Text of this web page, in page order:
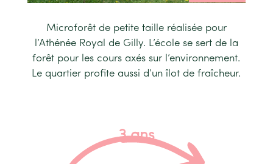
Microforêt de petite taille réalisée pour
l’Athénée Royal de Gilly. L’école se sert de la
forêt pour les cours axés sur l’environnement.
Le quartier profite aussi d’un îlot de fraîcheur.
3 ans